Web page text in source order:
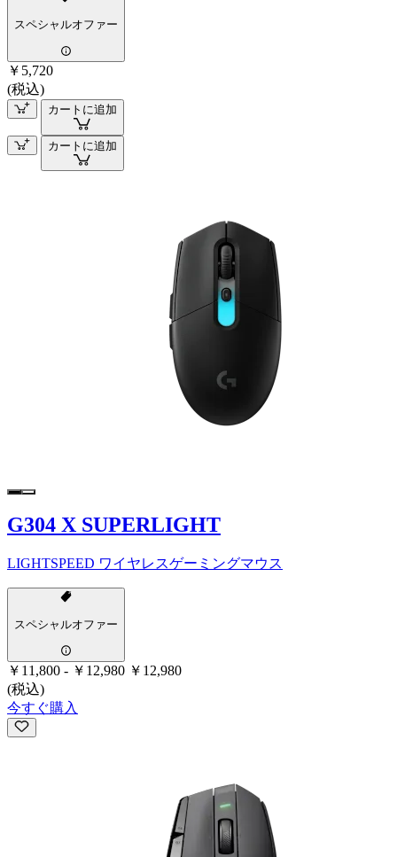
スペシャルオファー
￥5,720
(税込)
カートに追加
カートに追加
G304 X SUPERLIGHT
LIGHTSPEED ワイヤレスゲーミングマウス
スペシャルオファー
￥11,800 - ￥12,980 ￥12,980
(税込)
今すぐ購入